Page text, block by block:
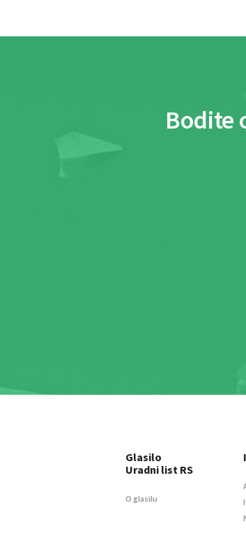
Bodite
Glasilo
Uradni list RS
O glasilu